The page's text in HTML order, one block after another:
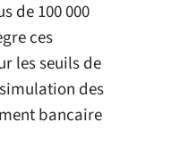
de 100 000
ces
les seuils de
des
bancaire